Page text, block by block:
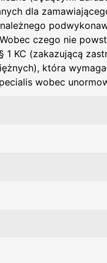
dla
czego nie
1 KC (zakazującą
która
wobec